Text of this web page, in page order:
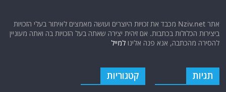
אתר Nziv.net מכבד את זכויות היוצרים ועושה מאמצים לאיתור בעלי הזכויות
ביצירות הכלולות בכתבות. אם זיהית יצירה שאתה בעל הזכויות בה ואתה מעוניין
להסירה מהכתבה, אנא פנה אלינולמייל
תגיות קטגוריות